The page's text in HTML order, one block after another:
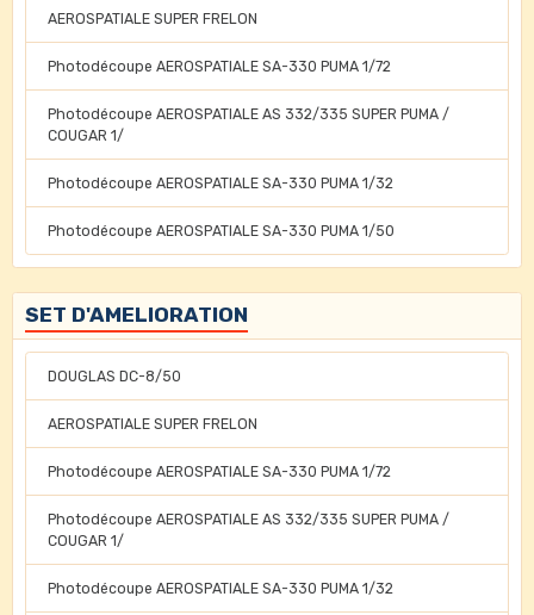
AEROSPATIALE SUPER FRELON
Photodécoupe AEROSPATIALE SA-330 PUMA 1/72
Photodécoupe AEROSPATIALE AS 332/335 SUPER PUMA /
COUGAR 1/
Photodécoupe AEROSPATIALE SA-330 PUMA 1/32
Photodécoupe AEROSPATIALE SA-330 PUMA 1/50
SET D'AMELIORATION
DOUGLAS DC-8/50
AEROSPATIALE SUPER FRELON
Photodécoupe AEROSPATIALE SA-330 PUMA 1/72
Photodécoupe AEROSPATIALE AS 332/335 SUPER PUMA /
COUGAR 1/
Photodécoupe AEROSPATIALE SA-330 PUMA 1/32